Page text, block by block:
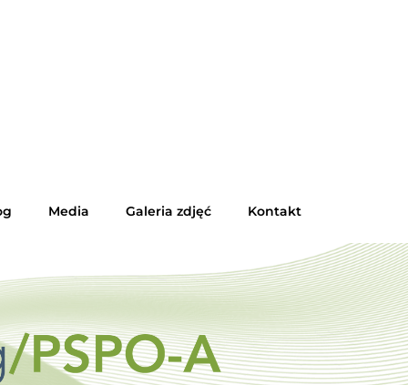
Media Galeria zdjęć Kontakt